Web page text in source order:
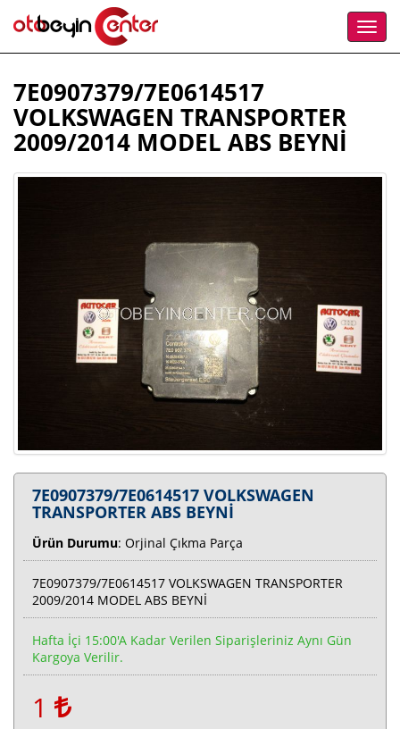
7E0907379/7E0614517
VOLKSWAGEN TRANSPORTER
2009/2014 MODEL ABS BEYNİ
7E0907379/7E0614517 VOLKSWAGEN
TRANSPORTER ABS BEYNİ
Ürün Durumu: Orjinal Çıkma Parça
7E0907379/7E0614517 VOLKSWAGEN TRANSPORTER
2009/2014 MODEL ABS BEYNİ
Hafta İçi 15:00'a Kadar Verilen Siparişleriniz Aynı Gün
Kargoya Verilir.
1